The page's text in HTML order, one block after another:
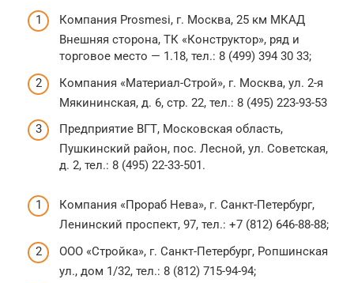
Компания Prosmesi, г. Москва, 25 км МКАД
Внешняя сторона, ТК «Конструктор», ряд и
торговое место — 1.18, тел.: 8 (499) 394 30 33;
Компания «Материал-Строй», г. Москва, ул. 2-я
Мякининская, д. 6, стр. 22, тел.: 8 (495) 223-93-53
Предприятие ВГТ, Московская область,
Пушкинский район, пос. Лесной, ул. Советская,
д. 2, тел.: 8 (495) 22-33-501.
Компания «Прораб Нева», г. Санкт-Петербург,
Ленинский проспект, 97, тел.: +7 (812) 646-88-88;
ООО «Стройка», г. Санкт-Петербург, Ропшинская
ул., дом 1/32, тел.: 8 (812) 715-94-94;